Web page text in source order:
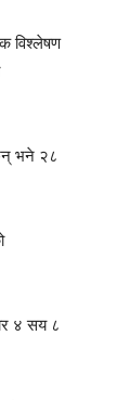
विश्लेषण
भने २८
४ सय ८